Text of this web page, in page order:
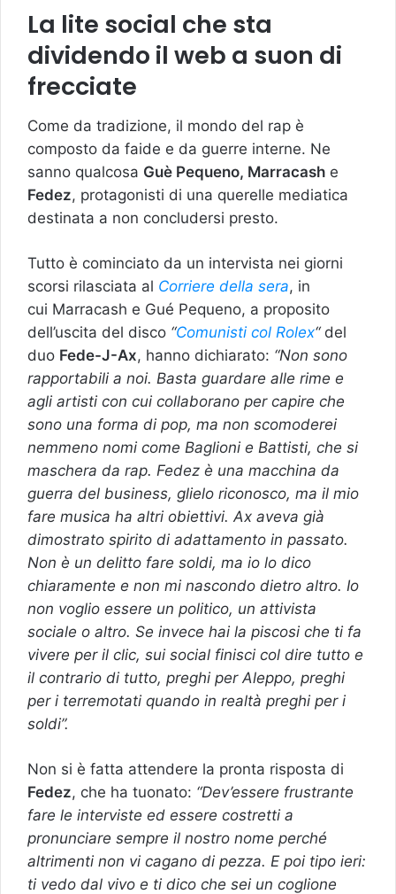
La lite social che sta
dividendo il web a suon di
frecciate
Come da tradizione, il mondo del rap è
composto da faide e da guerre interne. Ne
sanno qualcosa Guè Pequeno, Marracash e
Fedez, protagonisti di una querelle mediatica
destinata a non concludersi presto.
Tutto è cominciato da un intervista nei giorni
scorsi rilasciata al Corriere della sera, in
cui Marracash e Gué Pequeno, a proposito
dell’uscita del disco “Comunisti col Rolex“del
duo Fede-J-Ax, hanno dichiarato: “Non sono
rapportabili a noi. Basta guardare alle rime e
agli artisti con cui collaborano per capire che
sono una forma di pop, ma non scomoderei
nemmeno nomi come Baglioni e Battisti, che si
maschera da rap. Fedez è una macchina da
guerra del business, glielo riconosco, ma il mio
fare musica ha altri obiettivi. Ax aveva già
dimostrato spirito di adattamento in passato.
Non è un delitto fare soldi, ma io lo dico
chiaramente e non mi nascondo dietro altro. Io
non voglio essere un politico, un attivista
sociale o altro. Se invece hai la piscosi che ti fa
vivere per il clic, sui social finisci col dire tutto e
il contrario di tutto, preghi per Aleppo, preghi
per i terremotati quando in realtà preghi per i
soldi”.
Non si è fatta attendere la pronta risposta di
Fedez, che ha tuonato: “Dev’essere frustrante
fare le interviste ed essere costretti a
pronunciare sempre il nostro nome perché
altrimenti non vi cagano di pezza. E poi tipo ieri:
ti vedo dal vivo e ti dico che sei un coglione